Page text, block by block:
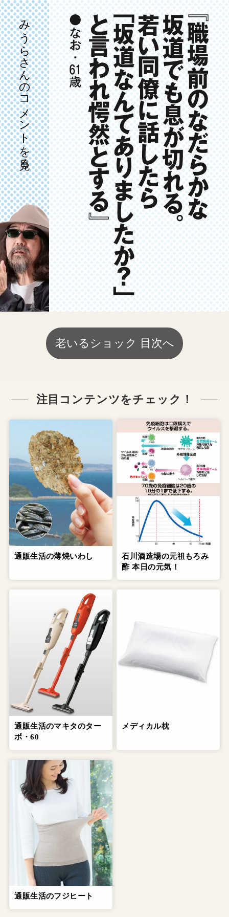
みうらさんのコメントを見る
老いるショック 目次へ
注目コンテンツをチェック！
通販生活の薄焼いわし
石川酒造場の元祖もろみ
酢 本日の元気！
通販生活のマキタのター
ボ・60
メディカル枕
通販生活のフジヒート